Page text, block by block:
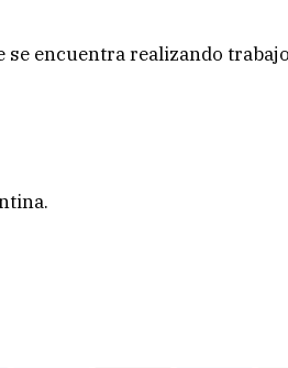
se encuentra realizando